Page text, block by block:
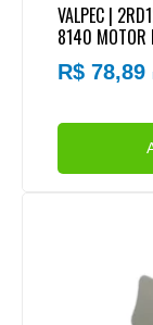
VALPEC |
8140
R$ 78,89